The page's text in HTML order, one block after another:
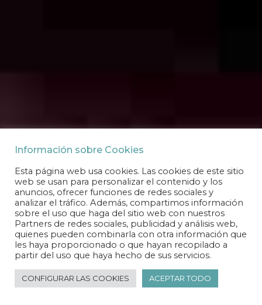
Información sobre Cookies
Esta página web usa cookies. Las cookies de este sitio
web se usan para personalizar el contenido y los
anuncios, ofrecer funciones de redes sociales y
analizar el tráfico. Además, compartimos información
sobre el uso que haga del sitio web con nuestros
Partners de redes sociales, publicidad y análisis web,
quienes pueden combinarla con otra información que
les haya proporcionado o que hayan recopilado a
partir del uso que haya hecho de sus servicios.
CONFIGURAR LAS COOKIES ACEPTAR TODO
🔎 ¿Necesitas ayuda?